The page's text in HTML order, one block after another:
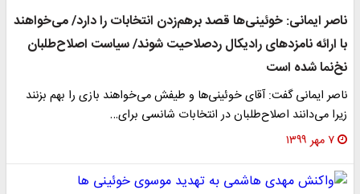
ناصر ایمانی: خوئینی‌ها قصد برهم‌زدن انتخابات را دارد/ می‌خواهند
با ارائه نامزدهای رادیکال ردصلاحیت شوند/ سیاست اصلاح‌طلبان
نخ‌نما شده است
ناصر ایمانی گفت: آقای خوئینی‌ها و طیفش می‌خواهند بازی را بهم بزنند
زیرا می‌دانند اصلاح‌طلبان در انتخابات شانسی برای…
۷ مهر ۱۳۹۹